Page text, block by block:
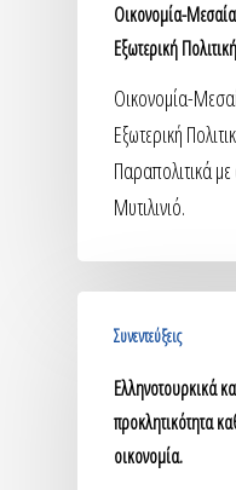
Οικονομία-
Εξωτερική Πολιτική
Οικονομία-
Εξωτερική
Παραπολιτικά
Μυτιλινιό.
Συνεντεύξεις
Ελληνοτουρκικά
προκλητικότητα
οικονομία.